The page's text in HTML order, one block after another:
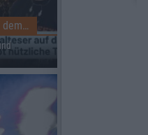
Backstage | Rettungsdienst auf dem Summer Breeze